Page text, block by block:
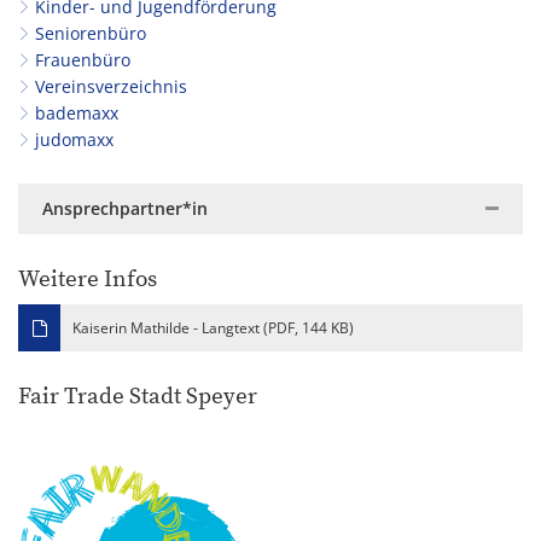
Kinder- und Jugendförderung
Seniorenbüro
Frauenbüro
Vereinsverzeichnis
bademaxx
judomaxx
Ansprechpartner*in
Weitere Infos
Kaiserin Mathilde - Langtext (PDF, 144 KB)
Fair Trade Stadt Speyer